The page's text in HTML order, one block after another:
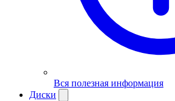
Вся полезная информация
Диски